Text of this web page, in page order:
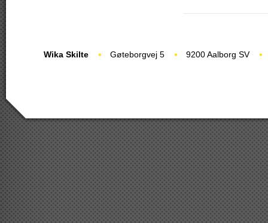
Wika Skilte Gøteborgvej 5 9200 Aalborg SV